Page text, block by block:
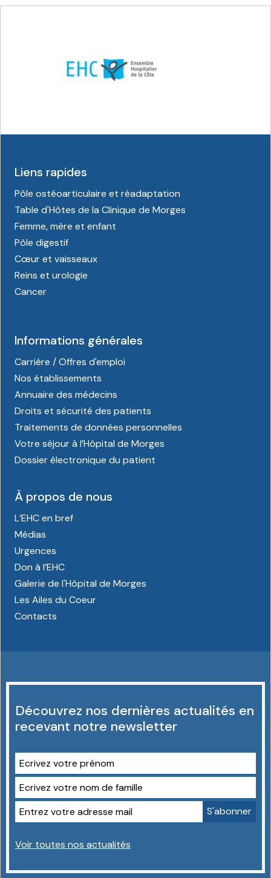
Liens rapides
Pôle ostéoarticulaire et réadaptation
Table d'Hôtes de la Clinique de Morges
Femme, mère et enfant
Pôle digestif
Cœur et vaisseaux
Reins et urologie
Cancer
Informations générales
Carrière / Offres d'emploi
Nos établissements
Annuaire des médecins
Droits et sécurité des patients
Traitements de données personnelles
Votre séjour à l’Hôpital de Morges
Dossier électronique du patient
À propos de nous
L’EHC en bref
Médias
Urgences
Don à l’EHC
Galerie de l'Hôpital de Morges
Les Ailes du Coeur
Contacts
Découvrez nos dernières actualités en
recevant notre newsletter
Voir toutes nos actualités